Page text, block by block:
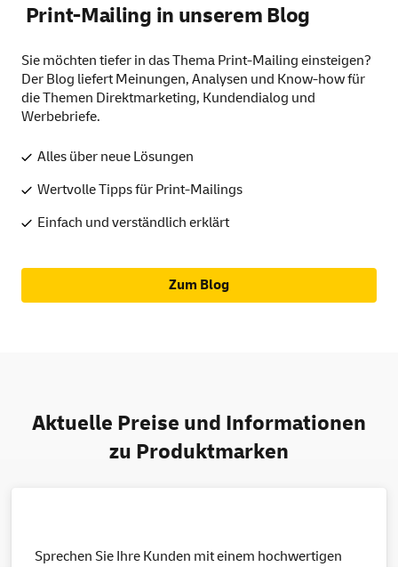
Print-Mailing in unserem Blog
Sie möchten tiefer in das Thema Print-Mailing einsteigen?
Der Blog liefert Meinungen, Analysen und Know-how für
die Themen Direktmarketing, Kundendialog und
Werbebriefe.
Alles über neue Lösungen
Wertvolle Tipps für Print-Mailings
Einfach und verständlich erklärt
Zum Blog
Aktuelle Preise und Informationen
zu Produktmarken
Sprechen Sie Ihre Kunden mit einem hochwertigen